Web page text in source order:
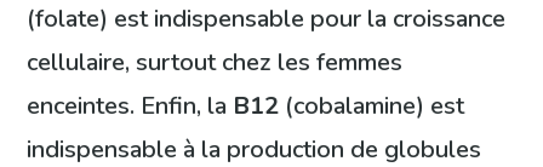
(folate) est indispensable pour la croissance
cellulaire, surtout chez les femmes
enceintes. Enfin, la B12 (cobalamine) est
indispensable à la production de globules